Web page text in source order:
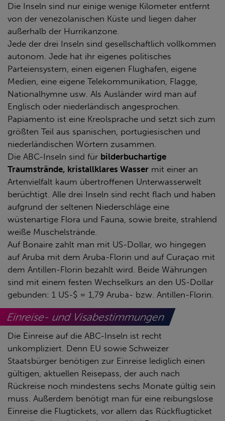
Die Inseln sind nur einige wenige Kilometer entfernt
von der venezolanischen Küste und liegen daher
außerhalb der Hurrikanzone.
Jede der drei Inseln sind gesellschaftlich vollkommen
autonom. Jede hat ihr eigenes politisches
Parteiensystem, einen eigenen Flughafen, eigene
Medien, eine eigene Telekommunikation, Flagge,
Nationalhymne usw. Als Ausländer wird man auf
Englisch oder niederländisch angesprochen.
Papiamento ist eine Kreolsprache und setzt sich zum
größten Teil aus spanischen, portugiesischen und
niederländischen Wörtern zusammen.
Die ABC-Inseln sind für bilderbuchartige
Traumstrände, kristallklares Wasser mit einer an
Artenvielfalt kaum übertroffenen Unterwasserwelt
berüchtigt. Alle drei Inseln sind recht flach und haben
aufgrund der seltenen Niederschläge eine
wüstenartige Flora und Fauna, sowie breite, strahlend
weiße Muschelstrände.
Auf Bonaire zahlt man mit US-Dollar, wo hingegen
auf Aruba mit dem Aruba-Florin und auf Curaçao mit
dem Antillen-Florin bezahlt wird. Beide Währungen
sind mit einem festen Wechselkurs an den US-Dollar
gebunden: 1 US-$ = 1,79 Aruba- bzw. Antillen-Florin.
Einreise- und Visabestimmungen
Die Einreise auf die ABC-Inseln ist recht
unkompliziert. Denn EU sowie Schweizer
Staatsbürger benötigen zur Einreise lediglich einen
gültigen, aktuellen Reisepass, der auch nach
Rückreise noch mindestens sechs Monate gültig sein
muss. Außerdem benötigt man für eine reibungslose
Einreise die Flugtickets, vor allem das Rückflugticket